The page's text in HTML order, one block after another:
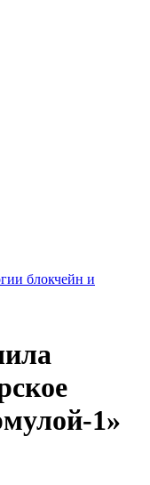
блокчейн и
1»